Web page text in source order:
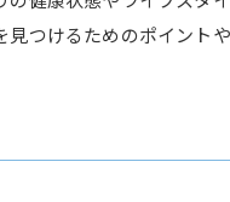
つけるためのポイント